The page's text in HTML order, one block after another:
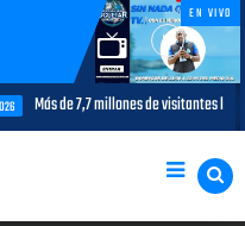
EN VIVO
Más de 7,7 millones de visitantes